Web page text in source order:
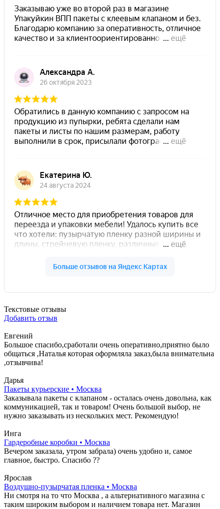
Текстовые отзывы
Добавить отзыв
Евгений
Большое спасибо,сработали очень оперативно,приятно было
общаться ,Наталья которая оформляла заказ,была внимательна
,отзывчива!
Дарья
Пакеты курьерские • Москва
Заказывала пакеты с клапаном - осталась очень довольна, как
коммуникацией, так и товаром! Очень большой выбор, не
нужно заказывать из нескольких мест. Рекомендую!
Инга
Гардеробные коробки • Москва
Вечером заказала, утром забрала) очень удобно и, самое
главное, быстро. Спасибо ??
Ярослав
Воздушно-пузырчатая пленка • Москва
Ни смотря на то что Москва , а альтернативного магазина с
таким широким выбором и наличием товара нет. Магазин